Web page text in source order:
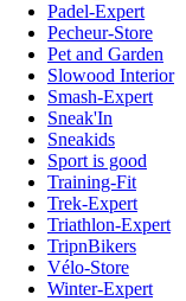
Padel-Expert
Pecheur-Store
Pet and Garden
Slowood Interior
Smash-Expert
Sneak'In
Sneakids
Sport is good
Training-Fit
Trek-Expert
Triathlon-Expert
TripnBikers
Vélo-Store
Winter-Expert